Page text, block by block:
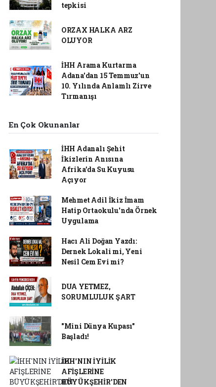
tepkisi
ORZAX HALKA ARZ
OLUYOR
İHH Arama Kurtarma
Adana'dan 15 Temmuz'un
10. Yılında Anlamlı Zirve
Tırmanışı
En Çok Okunanlar
İHH Adanalı Şehit
İkizlerin Anısına
Afrika’da Su Kuyusu
Açıyor
Mehmet Adil İkiz İmam
Hatip Ortaokulu'nda Örnek
Uygulama
Hacı Ali Doğan Yazdı:
Dernek Lokali mi, Yeni
Nesil Cem Evi mi?
DUA YETMEZ,
SORUMLULUK ŞART
"Mini Dünya Kupası"
Başladı!
İHH'NIN İYİLİK
AFİŞLERİNE
BÜYÜKŞEHİR'DEN